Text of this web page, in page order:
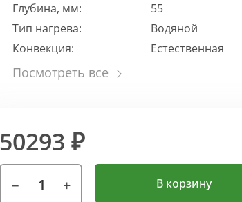
Глубина, мм:
55
Тип нагрева:
Водяной
Конвекция:
Естественная
50293 ₽
В корзину